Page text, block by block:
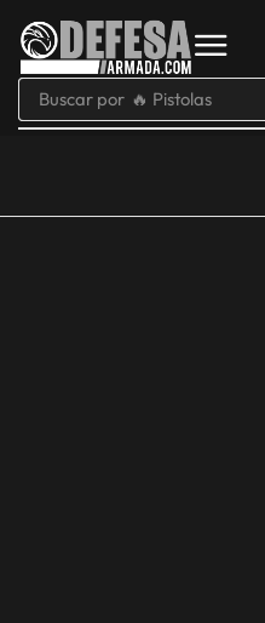
Buscar por 🔥 Pistolas